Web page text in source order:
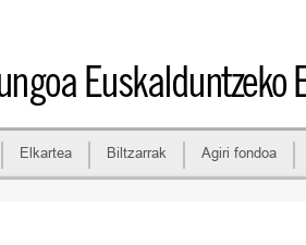
Euskalduntzeko
Elkartea Biltzarrak Agiri fondoa